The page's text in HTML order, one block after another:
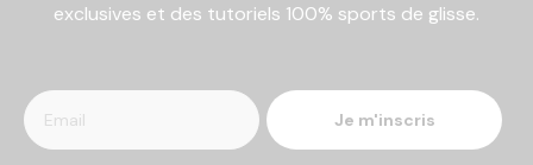
exclusives et des tutoriels 100% sports de glisse.
Je m'inscris